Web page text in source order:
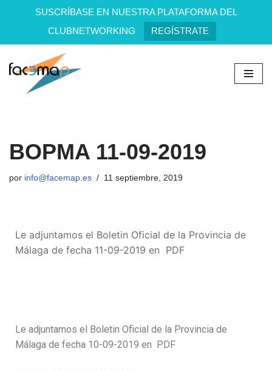
SUSCRÍBASE EN NUESTRA PLATAFORMA DEL
CLUBNETWORKING
REGÍSTRATE
Saltar
BOPMA 11-09-2019
por info@facemap.es 11 septiembre, 2019
Le adjuntamos el Boletin Oficial de la Provincia de
Málaga de fecha 11-09-2019 en PDF
Le adjuntamos el Boletin Oficial de la Provincia de
Málaga de fecha 10-09-2019 en PDF